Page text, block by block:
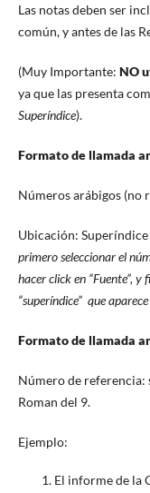
Las notas deben ser
común, y antes de las
(Muy Importante: NO
ya que las presenta
Superíndice).
Formato de llamada
Números arábigos (no
Ubicación: Superíndice
primero seleccionar el
hacer click en “Fuente”,
“superíndice” que
Formato de llamada
Número de referencia:
Roman del 9.
Ejemplo:
El informe de la